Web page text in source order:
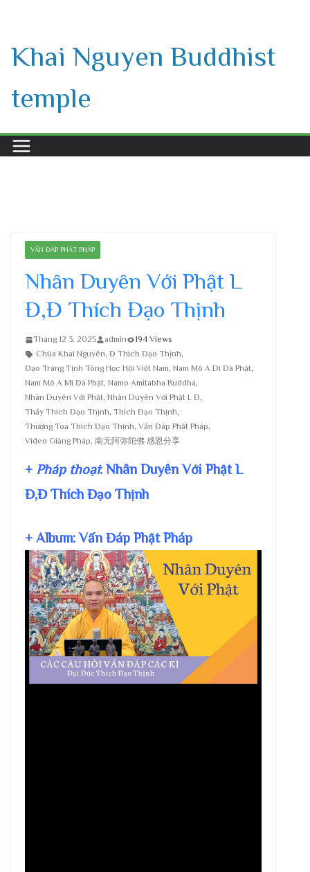
content
Khai Nguyen Buddhist
temple
VẤN ĐÁP PHẬT PHÁP
Nhân Duyên Với Phật L
Đ,Đ Thích Đạo Thịnh
Tháng 12 3, 2025 admin
194 Views
Chùa Khai Nguyên, Đ Thích Đạo Thịnh,
Đạo Tràng Tịnh Tông Học Hội Việt Nam, Nam Mô A Di Đà Phật,
Nam Mô A Mi Đà Phật, Namo Amitabha Buddha,
Nhân Duyên Với Phật, Nhân Duyên Với Phật L Đ,
Thầy Thích Đạo Thịnh, Thích Đạo Thịnh,
Thượng Toạ Thích Đạo Thịnh, Vấn Đáp Phật Pháp,
Video Giảng Pháp, 南无阿弥陀佛 感恩分享
+ Pháp thoại: Nhân Duyên Với Phật L
Đ,Đ Thích Đạo Thịnh
+ Album: Vấn Đáp Phật Pháp